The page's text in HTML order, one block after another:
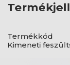
Termékkód
Kimeneti